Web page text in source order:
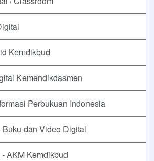
Kemdikbud
Kemendikdasmen
Perbukuan Indonesia
dan Video Digital
AKM Kemdikbud